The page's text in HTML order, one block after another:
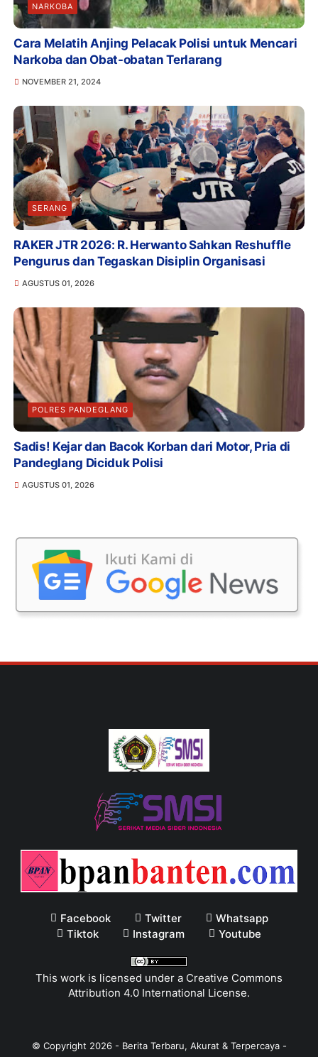
NARKOBA
Cara Melatih Anjing Pelacak Polisi untuk Mencari
Narkoba dan Obat-obatan Terlarang
NOVEMBER 21, 2024
SERANG
RAKER JTR 2026: R. Herwanto Sahkan Reshuffle
Pengurus dan Tegaskan Disiplin Organisasi
AGUSTUS 01, 2026
POLRES PANDEGLANG
Sadis! Kejar dan Bacok Korban dari Motor, Pria di
Pandeglang Diciduk Polisi
AGUSTUS 01, 2026
Facebook Twitter
Whatsapp
Tiktok
Instagram Youtube
This work is licensed under a Creative Commons
Attribution 4.0 International License.
© Copyright 2026- Berita Terbaru, Akurat & Terpercaya -